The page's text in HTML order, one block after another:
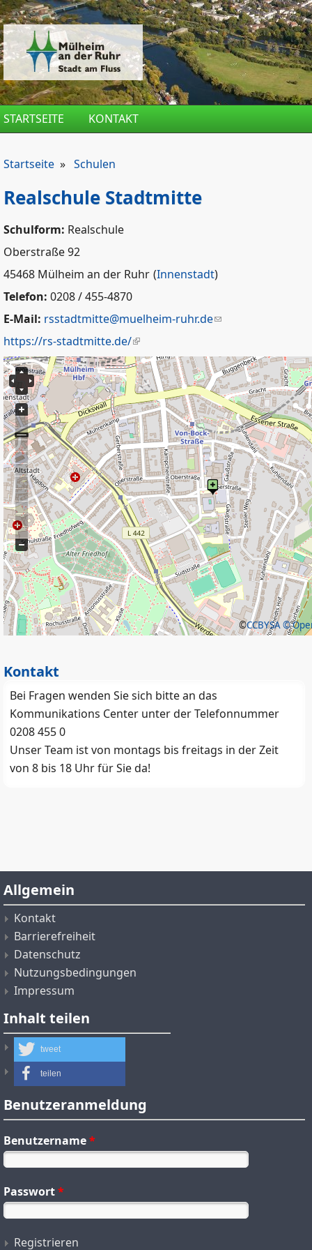
Direkt zum Inhalt
STARTSEITE KONTAKT
Startseite » Schulen
Realschule Stadtmitte
Schulform: Realschule
Oberstraße 92
45468 Mülheim an der Ruhr (Innenstadt)
Telefon: 0208 / 455-4870
E-Mail: rsstadtmitte@muelheim-ruhr.de
https://rs-stadtmitte.de/
©CCBYSA©
Kontakt
Bei Fragen wenden Sie sich bitte an das
Kommunikations Center unter der Telefonnummer
0208 455 0
Unser Team ist von montags bis freitags in der Zeit
von 8 bis 18 Uhr für Sie da!
Allgemein
Kontakt
Barrierefreiheit
Datenschutz
Nutzungsbedingungen
Impressum
Inhalt teilen
tweet
teilen
Benutzeranmeldung
Benutzername*
Passwort*
Registrieren